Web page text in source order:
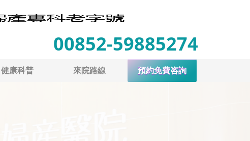
00852-59885274
健康科普 來院路線 預約免費咨詢